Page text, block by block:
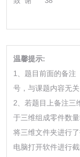
温馨提示:
1、题目前面的备注
号，与课题内容无
2、若题目上备注三
于三维组成零件数
将三维文件夹进行
电脑打开软件进行